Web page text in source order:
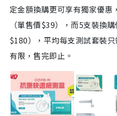
定金額換購更可享有獨家優
（單售價$39），而5支裝換
$180），平均每支測試套裝
有限，售完即止。